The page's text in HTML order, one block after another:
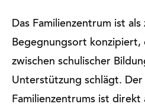
Das Familienzentrum ist als
Begegnungsort konzipiert,
zwischen schulischer
Unterstützung schlägt. Der
Familienzentrums ist direkt